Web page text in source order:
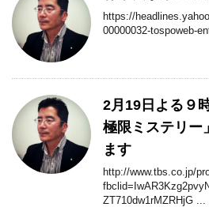
https://
00000032-tospoweb-
2月19日よる９
極限ミステリー
ます
http://www.tbs.co.jp/
ZT710dw1rMZRHjG ...